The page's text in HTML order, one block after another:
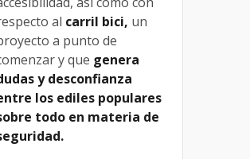
al carril bici, un
a punto de
y que genera
y desconfianza
los ediles populares
todo en materia de